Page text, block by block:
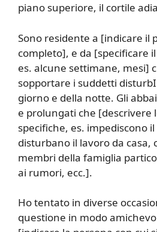
piano superiore, il cortile
Sono residente a [indicare il
completo], e da [specificare
es. alcune settimane, mesi]
sopportare i suddetti
giorno e della notte. Gli
e prolungati che [descrivere
specifiche, es. impediscono
disturbano il lavoro da casa,
membri della famiglia
ai rumori, ecc.].
Ho tentato in diverse
questione in modo